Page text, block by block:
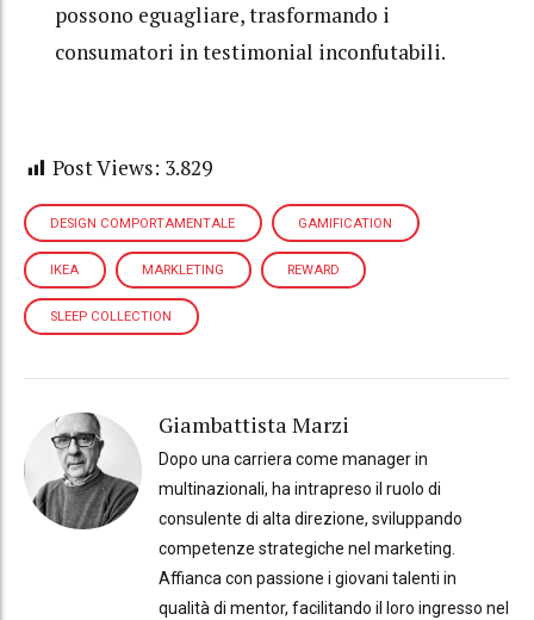
possono eguagliare, trasformando i
consumatori in testimonial inconfutabili.
Post Views: 3.829
DESIGN COMPORTAMENTALE GAMIFICATION
IKEA MARKLETING REWARD
SLEEP COLLECTION
Giambattista Marzi
Dopo una carriera come manager in
multinazionali, ha intrapreso il ruolo di
consulente di alta direzione, sviluppando
competenze strategiche nel marketing.
Affianca con passione i giovani talenti in
qualità di mentor, facilitando il loro ingresso nel